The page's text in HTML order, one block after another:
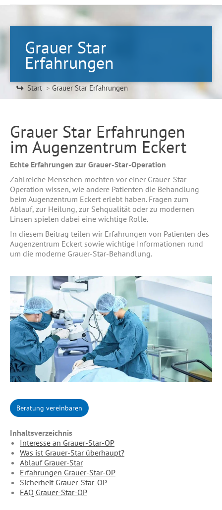
Grauer Star
Erfahrungen
Sie befinden sich hier:
Start Grauer Star Erfahrungen
Grauer Star Erfahrungen
im Augenzentrum Eckert
Echte Erfahrungen zur Grauer-Star-Operation
Zahlreiche Menschen möchten vor einer Grauer-Star-
Operation wissen, wie andere Patienten die Behandlung
beim Augenzentrum Eckert erlebt haben. Fragen zum
Ablauf, zur Heilung, zur Sehqualität oder zu modernen
Linsen spielen dabei eine wichtige Rolle.
In diesem Beitrag teilen wir Erfahrungen von Patienten des
Augenzentrum Eckert sowie wichtige Informationen rund
um die moderne Grauer-Star-Behandlung.
Beratung vereinbaren
Inhaltsverzeichnis
Interesse an Grauer-Star-OP
Was ist Grauer-Star überhaupt?
Ablauf Grauer-Star
Erfahrungen Grauer-Star-OP
Sicherheit Grauer-Star-OP
FAQ Grauer-Star-OP